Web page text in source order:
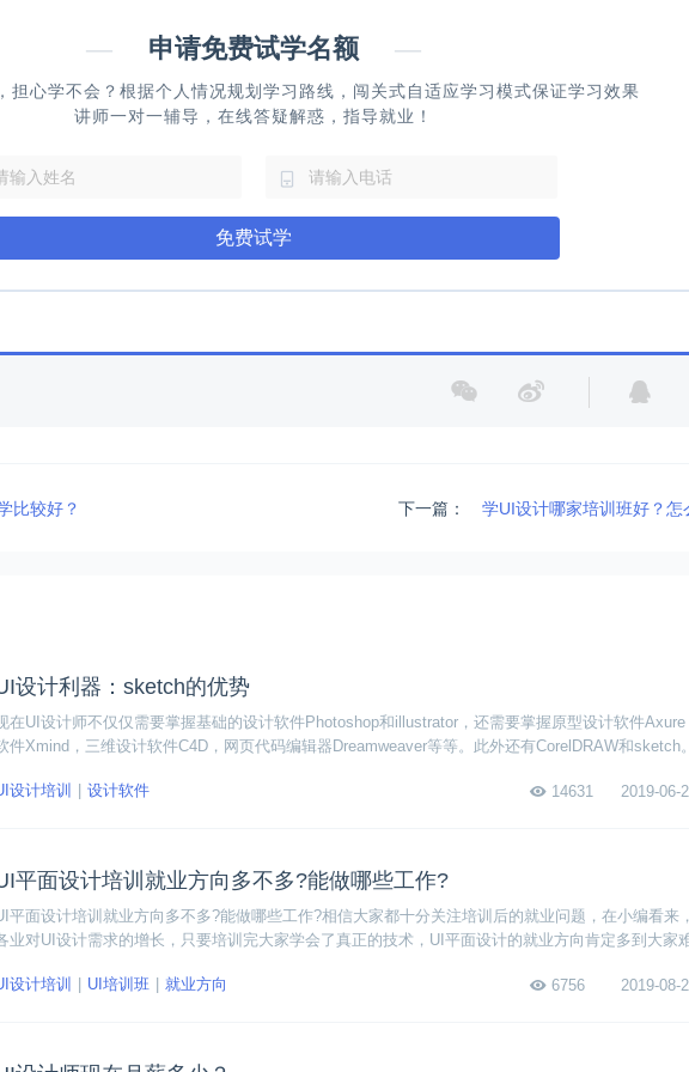
— 申请免费试学名额 —
担心学不会？根据个人情况规划学习路线，闯关式自适应学习模式保证学习效果
讲师一对一辅导，在线答疑解惑，指导就业！
免费试学
比较好？ 下一篇： 学UI设计哪家培训班好？怎
设计利器：sketch的优势
在UI设计师不仅仅需要掌握基础的设计软件Photoshop和illustrator，还需要掌握原型设计软件
件Xmind，三维设计软件C4D，网页代码编辑器Dreamweaver等等。此外还有CorelDRAW和sketch
14631
2019-06-
设计培训 设计软件
平面设计培训就业方向多不多?能做哪些工作?
平面设计培训就业方向多不多?能做哪些工作?相信大家都十分关注培训后的就业问题，在小编看来
业对UI设计需求的增长，只要培训完大家学会了真正的技术，UI平面设计的就业方向肯定多到大家
6756
2019-08-
设计培训 UI培训班 就业方向